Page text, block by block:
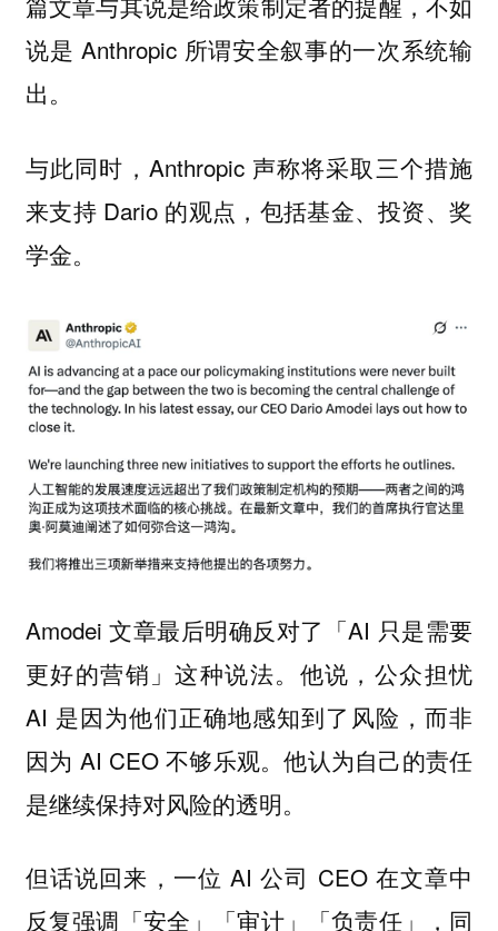
说是 Anthropic 所谓安全叙事的一次系统输
出。
与此同时，Anthropic 声称将采取三个措施
来支持 Dario 的观点，包括基金、投资、奖
学金。
Amodei 文章最后明确反对了「AI 只是需要
更好的营销」这种说法。他说，公众担忧
AI 是因为他们正确地感知到了风险，而非
因为 AI CEO 不够乐观。他认为自己的责任
是继续保持对风险的透明。
但话说回来，一位 AI 公司 CEO 在文章中
反复强调「安全」「审计」「负责任」，同